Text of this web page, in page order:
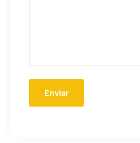
Enviar